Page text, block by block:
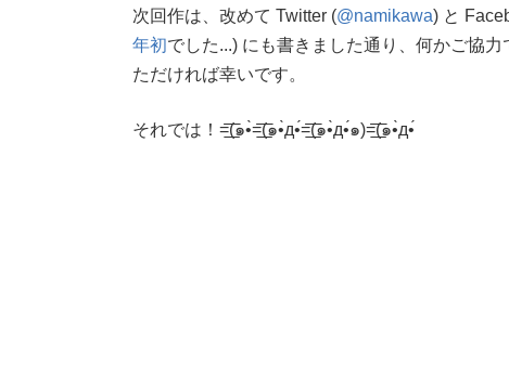
次回作は、改めて Twitter (@namikawa) と
年初でした...) にも書きました通り、何かご協
ただければ幸いです。
それでは！=͟͟͞͞(๑•̀=͟͟͞͞(๑•̀д•́=͟͟͞͞(๑•̀д•́๑)=͟͟͞͞(๑•̀д•́